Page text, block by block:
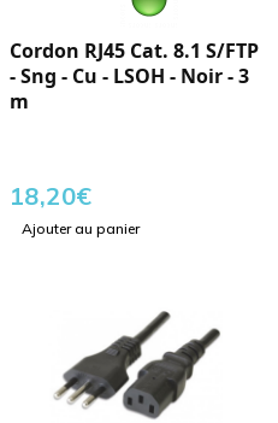
Cordon RJ45 Cat. 8.1 S/FTP
- Sng - Cu - LSOH - Noir - 3
m
18,20€
Ajouter au panier